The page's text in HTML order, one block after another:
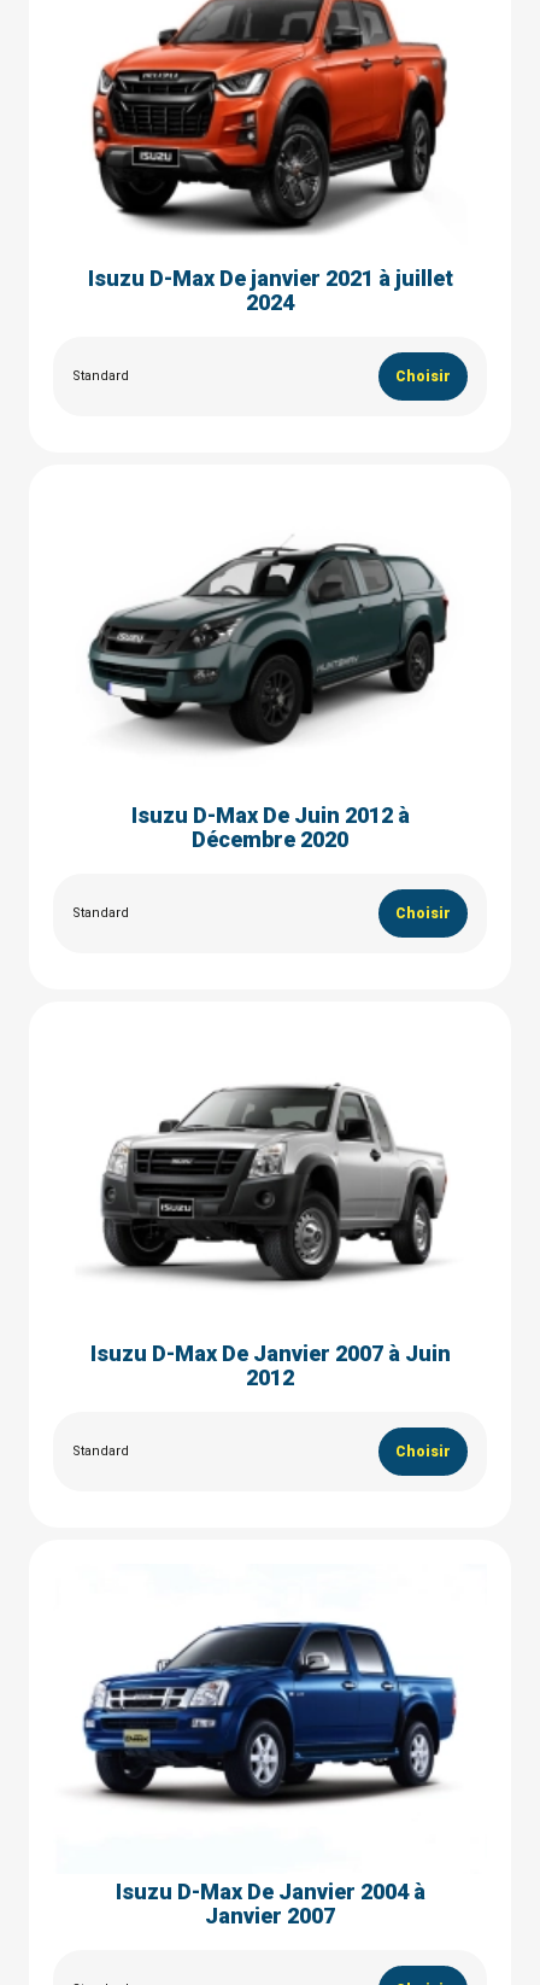
Isuzu D-Max De janvier 2021 à juillet
2024
Standard Choisir
Isuzu D-Max De Juin 2012 à
Décembre 2020
Standard Choisir
Isuzu D-Max De Janvier 2007 à Juin
2012
Standard Choisir
Isuzu D-Max De Janvier 2004 à
Janvier 2007